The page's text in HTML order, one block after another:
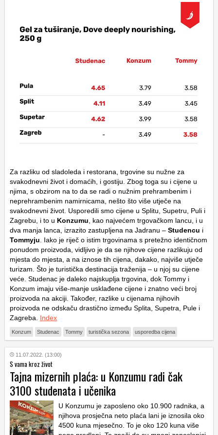
Za razliku od sladoleda i restorana, trgovine su nužne za
svakodnevni život i domaćih, i gostiju. Zbog toga su i cijene u
njima, s obzirom na to da se radi o nužnim prehrambenim i
neprehrambenim namirnicama, nešto što više utječe na
svakodnevni život. Usporedili smo cijene u Splitu, Supetru, Puli i
Zagrebu, i to u Konzumu , kao najvećem trgovačkom lancu, i u
dva manja lanca, izrazito zastupljena na Jadranu – Studencu i
Tommyju . Iako je riječ o istim trgovinama s pretežno identičnom
ponudom proizvoda, vidljivo je da se njihove cijene razlikuju od
mjesta do mjesta, a na iznose tih cijena, dakako, najviše utječe
turizam. Što je turistička destinacija traženija – u njoj su cijene
veće. Studenac je daleko najskuplja trgovina, dok Tommy i
Konzum imaju više-manje usklađene cijene i znatno veći broj
proizvoda na akciji. Također, razlike u cijenama njihovih
proizvoda ne odskaču drastično između Splita, Supetra, Pule i
Zagreba. Index
Konzum Studenac Tommy turistička sezona usporedba cijena
11.07.2022. (13:00)
S vama kroz život
Tajna mizernih plaća: u Konzumu radi čak
3100 studenata i učenika
U Konzumu je zaposleno oko 10.900 radnika, a
njihova prosječna neto plaća lani je iznosila oko
4500 kuna mjesečno. To je oko 120 kuna više